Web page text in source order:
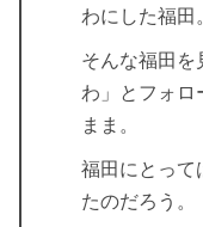
わにした福田
そんな福田を
わ」とフォロ
まま。
福田にとって
たのだろう。